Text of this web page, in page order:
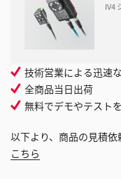
IV4
技術営業による迅速
全商品当日出荷
無料でデモやテスト
以下より、商品の見積
こちら